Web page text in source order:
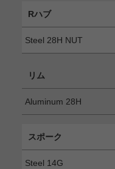
Rハブ
Steel 28H NUT
リム
Aluminum 28H
スポーク
Steel 14G